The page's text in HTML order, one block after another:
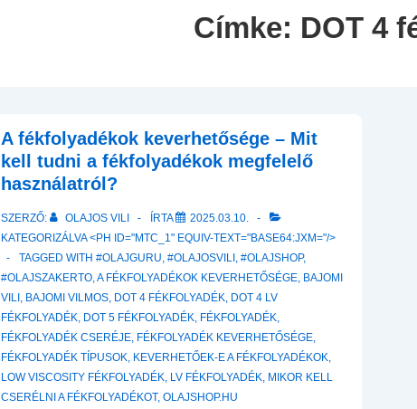
Címke: DOT 4
A fékfolyadékok keverhetősége – Mit
kell tudni a fékfolyadékok megfelelő
használatról?
SZERZŐ: OLAJOS VILI ÍRTA
2025.03.10.
KATEGORIZÁLVA <PH ID="MTC_1" EQUIV-TEXT="BASE64:JXM="/>
TAGGED WITH#OLAJGURU,#OLAJOSVILI ,#OLAJSHOP,
#OLAJSZAKERTO,A FÉKFOLYADÉKOK KEVERHETŐSÉGE, BAJOMI
VILI , BAJOMI VILMOS, DOT 4 FÉKFOLYADÉK, DOT 4 LV
FÉKFOLYADÉK, DOT 5 FÉKFOLYADÉK, FÉKFOLYADÉK,
FÉKFOLYADÉK CSERÉJE, FÉKFOLYADÉK KEVERHETŐSÉGE,
FÉKFOLYADÉK TÍPUSOK, KEVERHETŐEK-E A FÉKFOLYADÉKOK,
LOW VISCOSITY FÉKFOLYADÉK, LV FÉKFOLYADÉK, MIKOR KELL
CSERÉLNI A FÉKFOLYADÉKOT,OLAJSHOP.HU